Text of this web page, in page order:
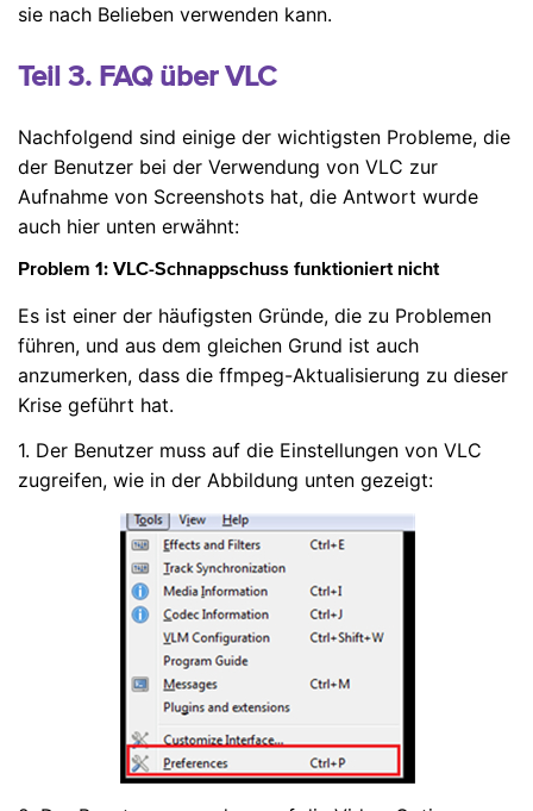
sie nach Belieben verwenden kann.
Teil 3. FAQ über VLC
Nachfolgend sind einige der wichtigsten Probleme, die
der Benutzer bei der Verwendung von VLC zur
Aufnahme von Screenshots hat, die Antwort wurde
auch hier unten erwähnt:
Problem 1: VLC-Schnappschuss funktioniert nicht
Es ist einer der häufigsten Gründe, die zu Problemen
führen, und aus dem gleichen Grund ist auch
anzumerken, dass die ffmpeg-Aktualisierung zu dieser
Krise geführt hat.
1. Der Benutzer muss auf die Einstellungen von VLC
zugreifen, wie in der Abbildung unten gezeigt: